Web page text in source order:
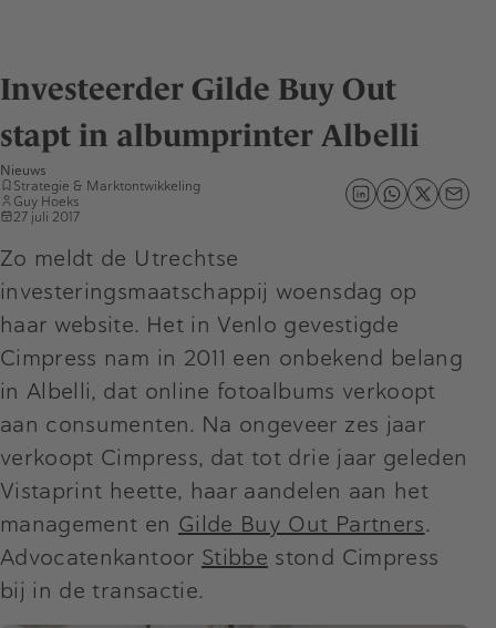
Investeerder Gilde Buy Out
stapt in albumprinter Albelli
Nieuws
Strategie & Marktontwikkeling
Guy Hoeks
27 juli 2017
Zo meldt de Utrechtse
investeringsmaatschappij woensdag op
haar website. Het in Venlo gevestigde
Cimpress nam in 2011 een onbekend belang
in Albelli, dat online fotoalbums verkoopt
aan consumenten. Na ongeveer zes jaar
verkoopt Cimpress, dat tot drie jaar geleden
Vistaprint heette, haar aandelen aan het
management en Gilde Buy Out Partners.
Advocatenkantoor Stibbe stond Cimpress
bij in de transactie.